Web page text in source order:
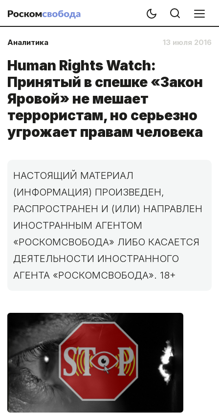
Аналитика 13 июля 2016
Human Rights Watch:
Принятый в спешке «Закон
Яровой» не мешает
террористам, но серьезно
угрожает правам человека
НАСТОЯЩИЙ МАТЕРИАЛ
(ИНФОРМАЦИЯ) ПРОИЗВЕДЕН,
РАСПРОСТРАНЕН И (ИЛИ) НАПРАВЛЕН
ИНОСТРАННЫМ АГЕНТОМ
«РОСКОМСВОБОДА» ЛИБО КАСАЕТСЯ
ДЕЯТЕЛЬНОСТИ ИНОСТРАННОГО
АГЕНТА «РОСКОМСВОБОДА». 18+